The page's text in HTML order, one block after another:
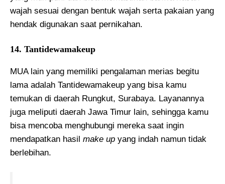
wajah sesuai dengan bentuk wajah serta pakaian yang
hendak digunakan saat pernikahan.
14. Tantidewamakeup
MUA lain yang memiliki pengalaman merias begitu
lama adalah Tantidewamakeup yang bisa kamu
temukan di daerah Rungkut, Surabaya. Layanannya
juga meliputi daerah Jawa Timur lain, sehingga kamu
bisa mencoba menghubungi mereka saat ingin
mendapatkan hasil make up yang indah namun tidak
berlebihan.